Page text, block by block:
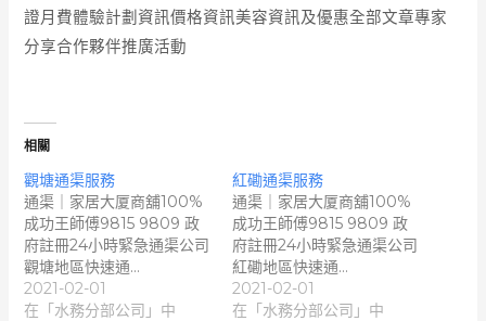
證月費體驗計劃資訊價格資訊美容資訊及優惠全部文章專家
分享合作夥伴推廣活動
相關
觀塘通渠服務
通渠｜家居大厦商舖100%
成功王師傅9815 9809 政
府註冊24小時緊急通渠公司
觀塘地區快速通…
2021-02-01
在「水務分部公司」中
紅磡通渠服務
通渠｜家居大厦商舖100%
成功王師傅9815 9809 政
府註冊24小時緊急通渠公司
紅磡地區快速通…
2021-02-01
在「水務分部公司」中